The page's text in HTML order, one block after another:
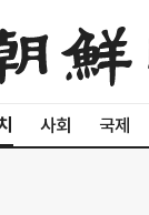
사회 국제